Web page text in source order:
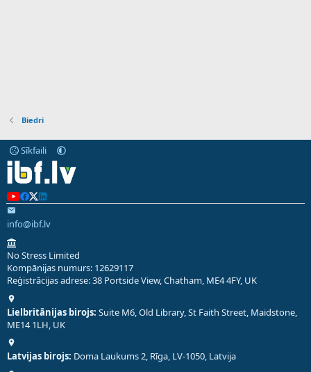
Biedri
Sīkfaili
info@ibf.lv
No Stress Limited
Kompānijas numurs: 12629117
Reģistrācijas adrese: 38 Portside View, Chatham, ME4 4FY, UK
Lielbritānijas birojs: Suite M6, Old Library, St Faith Street, Maidstone,
ME14 1LH, UK
Latvijas birojs: Doma Laukums 2, Rīga, LV-1050, Latvija